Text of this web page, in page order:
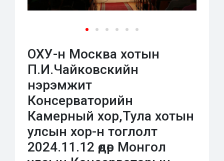
ОХУ-н Москва хотын
П.И.Чайковскийн
нэрэмжит
Консерваторийн
Камерный хор,Тула хотын
улсын хор-н тоглолт
2024.11.12 өдөр Монгол